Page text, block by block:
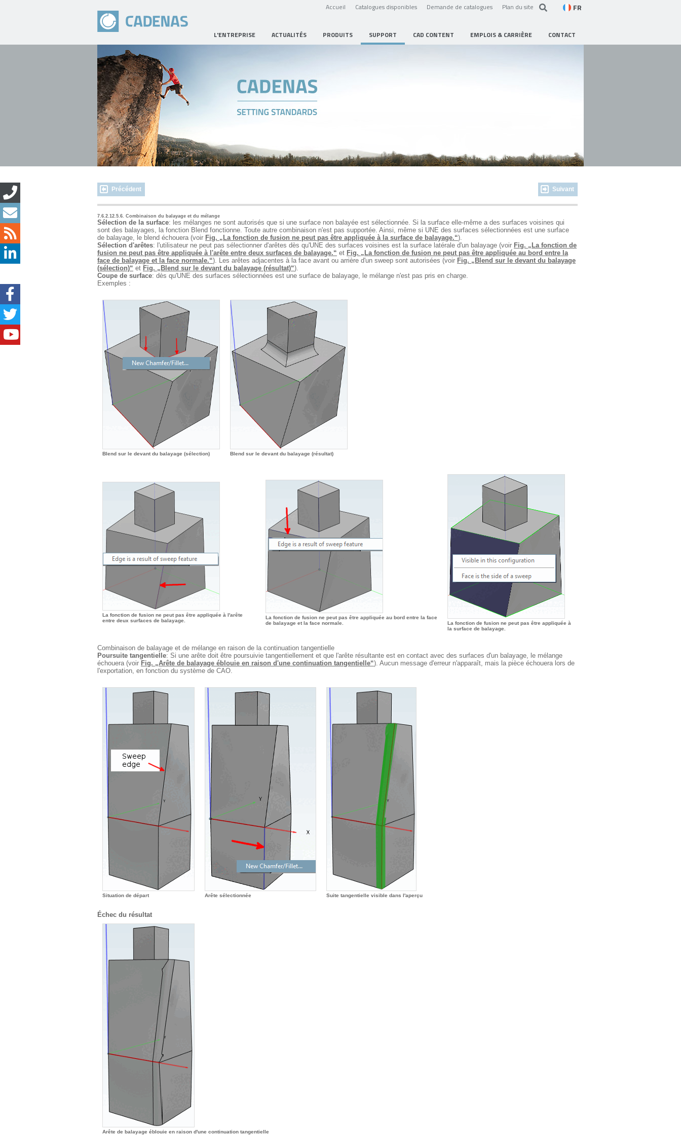
Accueil Catalogues disponibles Demande de catalogues Plan du site FR
L'ENTREPRISE ACTUALITÉS PRODUITS SUPPORT CAD CONTENT EMPLOIS & CARRIÈRE CONTACT
Précédent Suivant
7.6.2.12.5.6. Combinaison du balayage et du mélange
Sélection de la surface: les mélanges ne sont autorisés que si une surface non balayée est sélectionnée. Si la surface elle-même a des surfaces voisines qui
sont des balayages, la fonction Blend fonctionne. Toute autre combinaison n'est pas supportée. Ainsi, même si UNE des surfaces sélectionnées est une surface
de balayage, le blend échouera (voir Fig. „La fonction de fusion ne peut pas être appliquée à la surface de balayage.“).
Sélection d'arêtes: l'utilisateur ne peut pas sélectionner d'arêtes dès qu'UNE des surfaces voisines est la surface latérale d'un balayage (voir Fig. „La fonction de
fusion ne peut pas être appliquée à l'arête entre deux surfaces de balayage.“ et Fig. „La fonction de fusion ne peut pas être appliquée au bord entre la
face de balayage et la face normale.“). Les arêtes adjacentes à la face avant ou arrière d'un sweep sont autorisées (voir Fig. „Blend sur le devant du balayage
(sélection)“ et Fig. „Blend sur le devant du balayage (résultat)“).
Coupe de surface: dès qu'UNE des surfaces sélectionnées est une surface de balayage, le mélange n'est pas pris en charge.
Exemples :
Blend sur le devant du balayage (sélection) Blend sur le devant du balayage (résultat)
La fonction de fusion ne peut pas être appliquée à l'arête
entre deux surfaces de balayage.
La fonction de fusion ne peut pas être appliquée au bord entre la face
de balayage et la face normale.
La fonction de fusion ne peut pas être appliquée à
la surface de balayage.
Combinaison de balayage et de mélange en raison de la continuation tangentielle
Poursuite tangentielle: Si une arête doit être poursuivie tangentiellement et que l'arête résultante est en contact avec des surfaces d'un balayage, le mélange
échouera (voir Fig. „Arête de balayage éblouie en raison d'une continuation tangentielle“). Aucun message d'erreur n'apparaît, mais la pièce échouera lors de
l'exportation, en fonction du système de CAO.
Situation de départ Arête sélectionnée Suite tangentielle visible dans l'aperçu
Échec du résultat
Arête de balayage éblouie en raison d'une continuation tangentielle